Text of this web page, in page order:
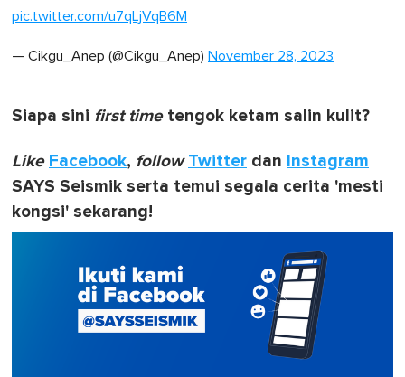
pic.twitter.com/u7qLjVqB6M
— Cikgu_Anep (@Cikgu_Anep) November 28, 2023
Siapa sini first timetengok ketam salin kulit?
Like Facebook, follow Twitter dan Instagram
SAYS Seismik serta temui segala cerita 'mesti
kongsi' sekarang!